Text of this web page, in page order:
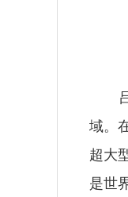
吕
域。
超大
是世